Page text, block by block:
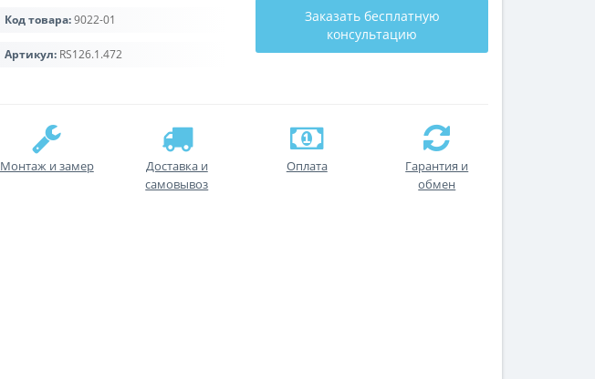
Код товара:9022-01
Артикул: RS126.1.472
Заказать бесплатную
консультацию
Монтаж и замер
Доставка и
самовывоз
Оплата
Гарантия и
обмен